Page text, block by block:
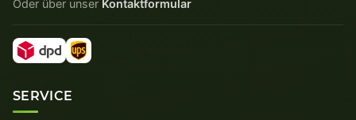
Oder über unser Kontaktformular
SERVICE